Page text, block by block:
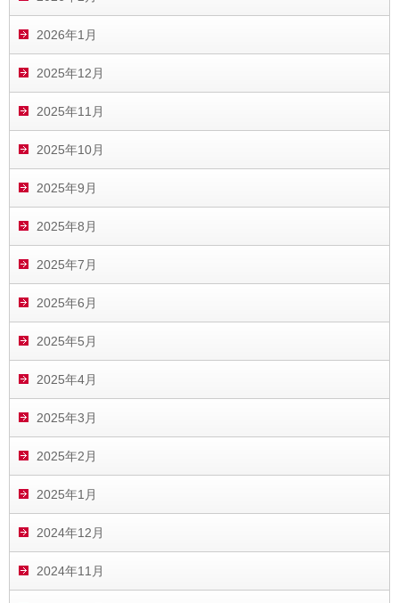
2026年1月
2025年12月
2025年11月
2025年10月
2025年9月
2025年8月
2025年7月
2025年6月
2025年5月
2025年4月
2025年3月
2025年2月
2025年1月
2024年12月
2024年11月